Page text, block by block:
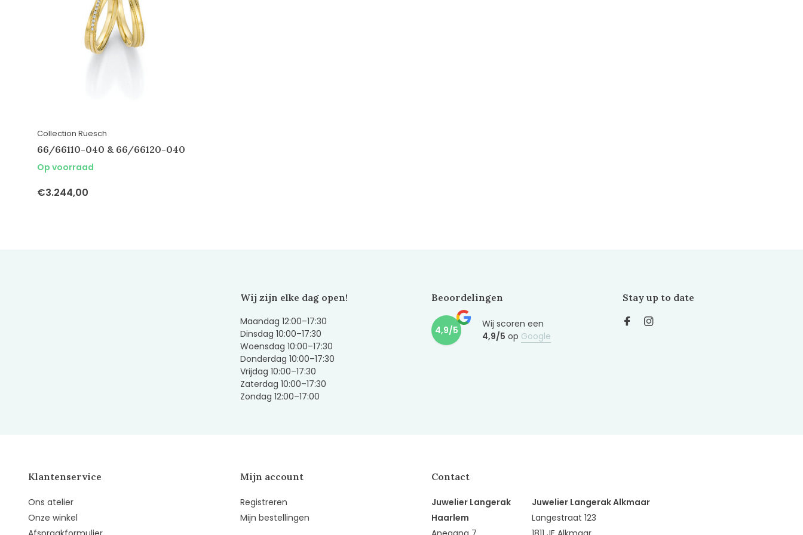
Collection Ruesch
66/66110-040 & 66/66120-040
Op voorraad
€3.244,00
Wij zijn elke dag open!
Maandag 12:00–17:30
Dinsdag 10:00–17:30
Woensdag 10:00–17:30
Donderdag 10:00–17:30
Vrijdag 10:00–17:30
Zaterdag 10:00–17:30
Zondag 12:00–17:00
Beoordelingen
4,9/5
Wij scoren een
4,9/5 op Google
Stay up to date
Klantenservice
Ons atelier
Onze winkel
Mijn account
Registreren
Mijn bestellingen
Contact
Juwelier Langerak
Haarlem
Juwelier Langerak Alkmaar
Langestraat 123